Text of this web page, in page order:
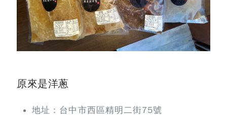
原來是洋蔥
地址：台中市西區精明二街75號